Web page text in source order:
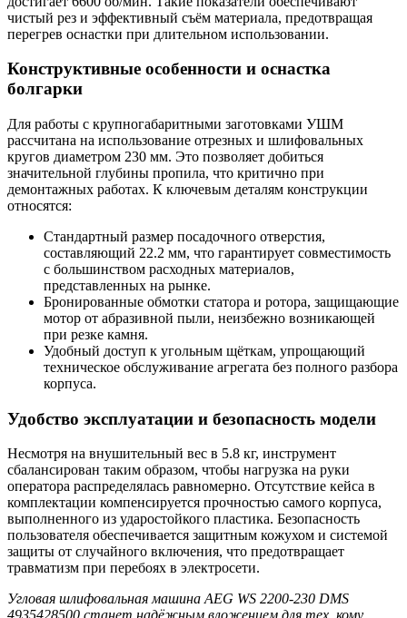
чистый рез и эффективный съём материала, предотвращая
перегрев оснастки при длительном использовании.
Конструктивные особенности и оснастка
болгарки
Для работы с крупногабаритными заготовками УШМ
рассчитана на использование отрезных и шлифовальных
кругов диаметром 230 мм. Это позволяет добиться
значительной глубины пропила, что критично при
демонтажных работах. К ключевым деталям конструкции
относятся:
Стандартный размер посадочного отверстия,
составляющий 22.2 мм, что гарантирует совместимость
с большинством расходных материалов,
представленных на рынке.
Бронированные обмотки статора и ротора, защищающие
мотор от абразивной пыли, неизбежно возникающей
при резке камня.
Удобный доступ к угольным щёткам, упрощающий
техническое обслуживание агрегата без полного разбора
корпуса.
Удобство эксплуатации и безопасность модели
Несмотря на внушительный вес в 5.8 кг, инструмент
сбалансирован таким образом, чтобы нагрузка на руки
оператора распределялась равномерно. Отсутствие кейса в
комплектации компенсируется прочностью самого корпуса,
выполненного из ударостойкого пластика. Безопасность
пользователя обеспечивается защитным кожухом и системой
защиты от случайного включения, что предотвращает
травматизм при перебоях в электросети.
Угловая шлифовальная машина AEG WS 2200-230 DMS